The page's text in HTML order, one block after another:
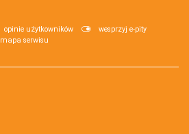
opinie użytkowników
wesprzyj e-pity
mapa serwisu